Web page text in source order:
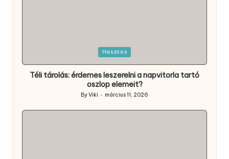
Hasznos
Téli tárolás: érdemes leszerelni a napvitorla tartó
oszlop elemeit?
Posted
ByViki március 11, 2026